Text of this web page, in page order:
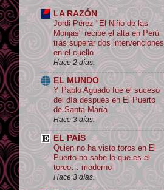
LA RAZÓN
Jordi Pérez "El Niño de las
Monjas" recibe el alta en Perú
tras superar dos intervenciones
en el cuello
Hace 2 días.
EL MUNDO
Y Pablo Aguado fue el suceso
del día después en El Puerto
de Santa María
Hace 3 días.
EL PAÍS
Quien no ha visto toros en El
Puerto no sabe lo que es el
toreo… moderno
Hace 3 días.